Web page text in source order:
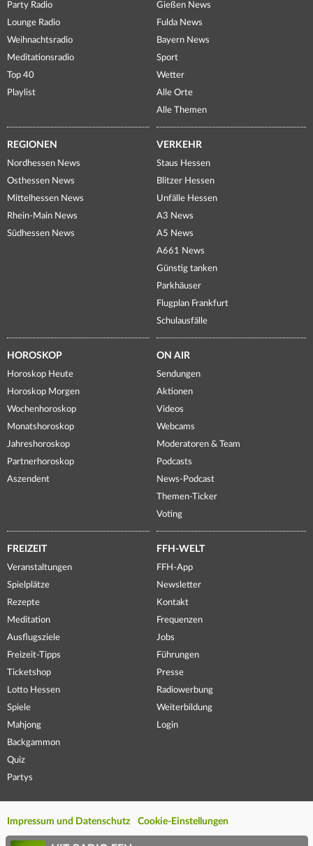
Party Radio
Lounge Radio
Weihnachtsradio
Meditationsradio
Top 40
Playlist
Gießen News
Fulda News
Bayern News
Sport
Wetter
Alle Orte
Alle Themen
REGIONEN
Nordhessen News
Osthessen News
Mittelhessen News
Rhein-Main News
Südhessen News
VERKEHR
Staus Hessen
Blitzer Hessen
Unfälle Hessen
A3 News
A5 News
A661 News
Günstig tanken
Parkhäuser
Flugplan Frankfurt
Schulausfälle
HOROSKOP
Horoskop Heute
Horoskop Morgen
Wochenhoroskop
Monatshoroskop
Jahreshoroskop
Partnerhoroskop
Aszendent
ON AIR
Sendungen
Aktionen
Videos
Webcams
Moderatoren & Team
Podcasts
News-Podcast
Themen-Ticker
Voting
FREIZEIT
Veranstaltungen
Spielplätze
Rezepte
Meditation
Ausflugsziele
Freizeit-Tipps
Ticketshop
Lotto Hessen
Spiele
Mahjong
Backgammon
Quiz
Partys
FFH-WELT
FFH-App
Newsletter
Kontakt
Frequenzen
Jobs
Führungen
Presse
Radiowerbung
Weiterbildung
Login
Impressum und Datenschutz Cookie-Einstellungen